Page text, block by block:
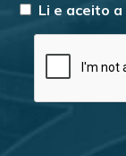
Li e aceito a